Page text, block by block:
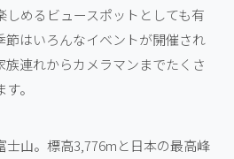
めるビュースポットとしても有
節はいろんなイベントが開催され
族連れからカメラマンまでたくさ
。
士山。標高3,776mと日本の最高峰